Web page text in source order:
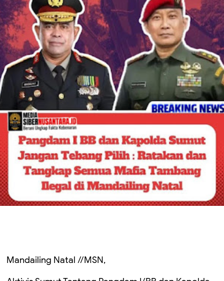
Mandailing Natal //MSN,